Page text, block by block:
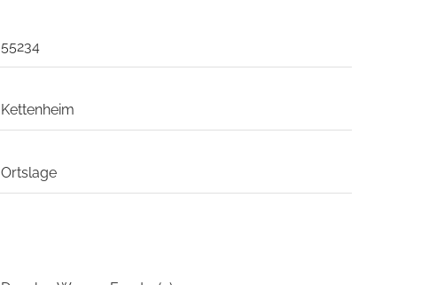
55234
Kettenheim
Ortslage